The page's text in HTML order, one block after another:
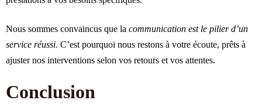
Nous sommes convaincus que la communication est le pilier d’un
service réussi. C’est pourquoi nous restons à votre écoute, prêts à
ajuster nos interventions selon vos retours et vos attentes.
Conclusion